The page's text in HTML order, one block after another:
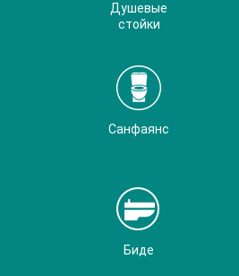
Душевые
стойки
Санфаянс
Биде